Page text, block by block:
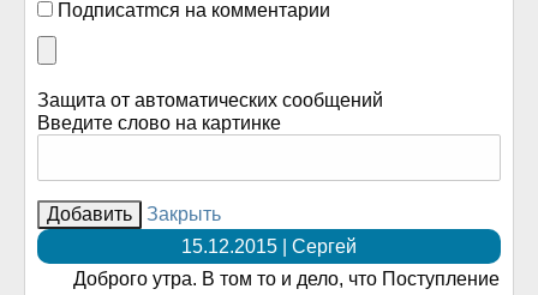
Подписатmся на комментарии
Защита от автоматических сообщений
Введите слово на картинке
Закрыть
15.12.2015 | Сергей
Доброго утра. В том то и дело, что Поступление